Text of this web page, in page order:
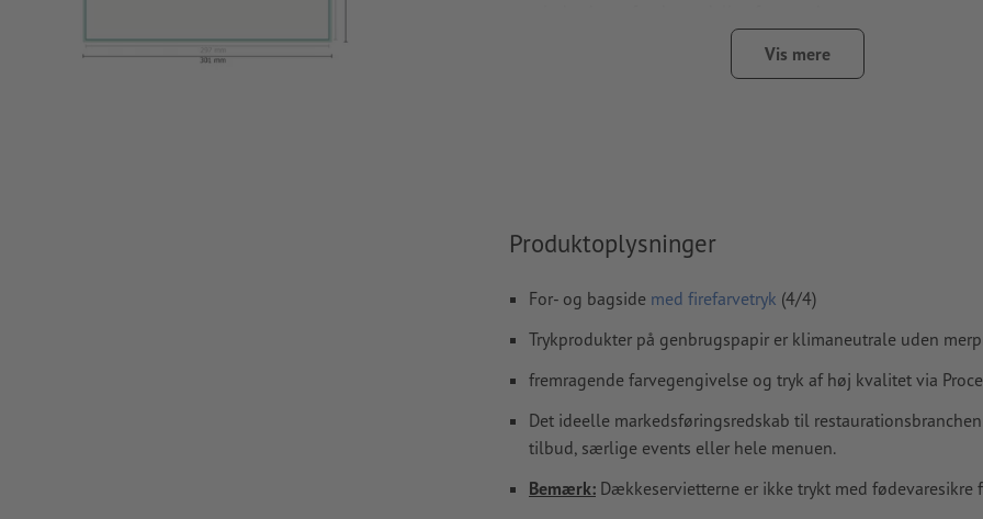
skal integreres helt eller konverteres til kurver
Kommentarerslettes og trykkes ikke
Hvordan opretter jeg udskriftsdata korrekt?
Vis mere
Produktoplysninger
For- og bagside med firefarvetryk (4/4)
Trykprodukter på genbrugspapir er klimaneutrale uden
fremragende farvegengivelse og tryk af høj kvalitet via
Det ideelle markedsføringsredskab til
tilbud, særlige events eller hele menuen.
Bemærk: Dækkeservietterne er ikke trykt med fødevaresikre